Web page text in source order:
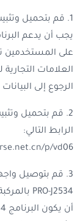
1. قم بتحميل
على المستخدمين
الرجوع إلى
الرابط التالي:
p/vd06